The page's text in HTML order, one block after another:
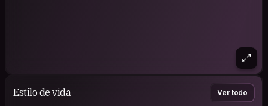
Estilo de vida Ver todo